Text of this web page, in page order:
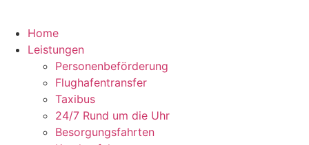
Home
Leistungen
Personenbeförderung
Flughafentransfer
Taxibus
24/7 Rund um die Uhr
Besorgungsfahrten